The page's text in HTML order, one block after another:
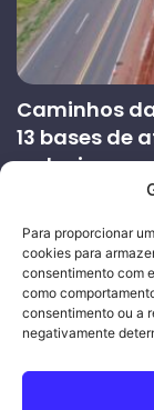
Para proporcionar
cookies para
consentimento com
como
consentimento ou a
negativamente
Caminhos
13 bases de
rodovias